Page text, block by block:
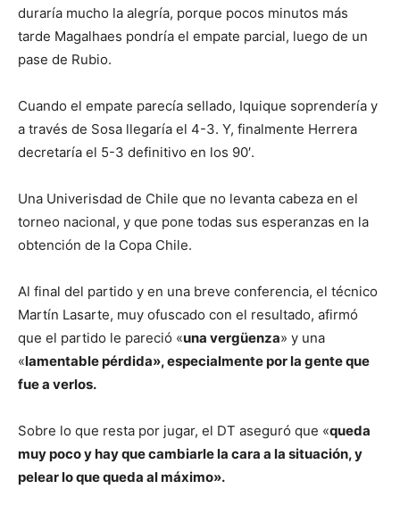
duraría mucho la alegría, porque pocos minutos más
tarde Magalhaes pondría el empate parcial, luego de un
pase de Rubio.
Cuando el empate parecía sellado, Iquique soprendería y
a través de Sosa llegaría el 4-3. Y, finalmente Herrera
decretaría el 5-3 definitivo en los 90′.
Una Univerisdad de Chile que no levanta cabeza en el
torneo nacional, y que pone todas sus esperanzas en la
obtención de la Copa Chile.
Al final del partido y en una breve conferencia, el técnico
Martín Lasarte, muy ofuscado con el resultado, afirmó
que el partido le pareció «una vergüenza» y una
«lamentable pérdida», especialmente por la gente que
fue a verlos.
Sobre lo que resta por jugar, el DT aseguró que «queda
muy poco y hay que cambiarle la cara a la situación, y
pelear lo que queda al máximo».